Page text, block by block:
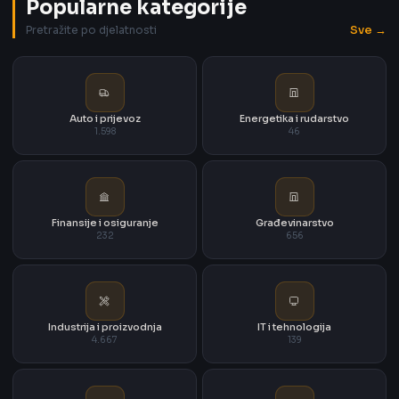
Popularne kategorije
Pretražite po djelatnosti Sve →
Auto i prijevoz
1.598
Energetika i rudarstvo
46
Finansije i osiguranje
232
Građevinarstvo
656
Industrija i proizvodnja
4.667
IT i tehnologija
139